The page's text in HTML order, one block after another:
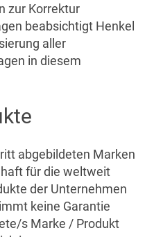
zur Korrektur
beabsichtigt Henkel
aller
in diesem
abgebildeten Marken
für die weltweit
der Unternehmen
keine Garantie
s Marke / Produkt